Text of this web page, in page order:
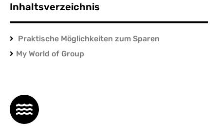
Inhaltsverzeichnis
Praktische Möglichkeiten zum Sparen
My World of Group